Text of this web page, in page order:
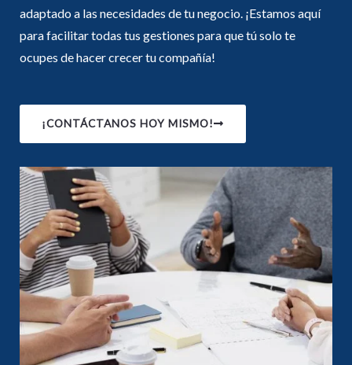
adaptado a las necesidades de tu negocio. ¡Estamos aquí
para facilitartodas tus gestiones para que tú solo te
ocupes de hacer crecer tucompañía!
¡CONTÁCTANOS HOY MISMO!